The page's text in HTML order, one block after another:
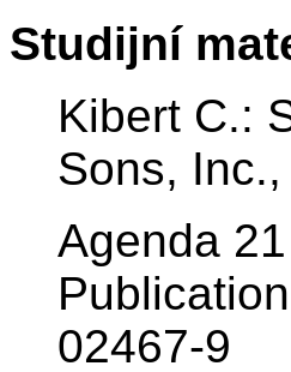
Studijní
Kibert C.:
Sons,
Agenda
02467-9